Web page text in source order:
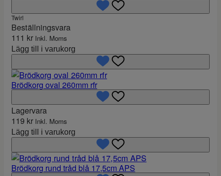
Twirl
Beställningsvara
111 kr Inkl. Moms
Lägg till i varukorg
Brödkorg oval 260mm rfr
Lagervara
119 kr Inkl. Moms
Lägg till i varukorg
Brödkorg rund tråd blå 17,5cm APS